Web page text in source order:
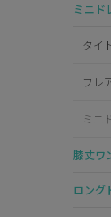
ミニド
タイ
フレ
ミニ
膝丈ワ
ロング